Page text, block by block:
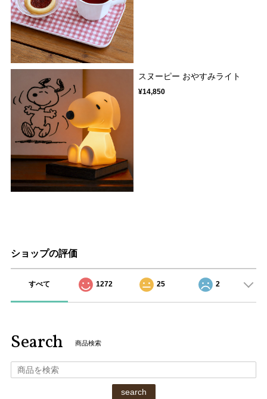
スヌーピー おやすみライト
¥14,850
ショップの評価
すべて 1272 25 2
Search 商品検索
search